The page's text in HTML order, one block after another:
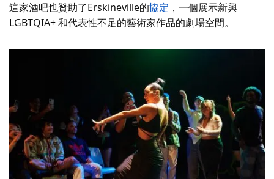
這家酒吧也贊助了Erskineville的協定 ，一個展示新興
LGBTQIA+ 和代表性不足的藝術家作品的劇場空間。